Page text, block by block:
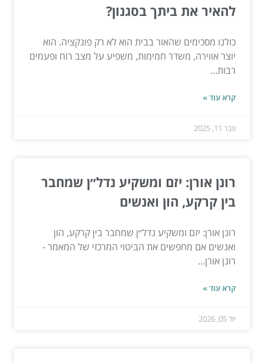
להאיר את ביתך בסגנון?
כולנו מסכימים שהאור בבית הוא לא רק פונקציה. הוא
יוצר אווירה, משדר חמימות, משפיע על מצב רוח ופעמים
רבות...
קרא עוד »
פבר 11, 2025
רונן אורן: יזם ומשקיע נדל״ן שמחבר
בין קרקע, הון ואנשים
רונן אורן: יזם ומשקיע נדל״ן שמחבר בין קרקע, הון
ואנשים אם מחפשים את הביטוי המרכזי של המאמר -
רונן אורן...
קרא עוד »
יול 05, 2026